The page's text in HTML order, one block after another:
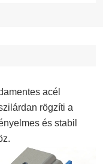
acél
rögzíti a
és stabil